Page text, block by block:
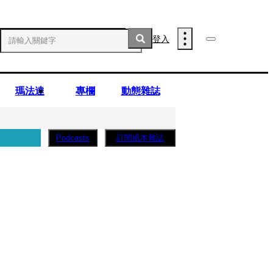
登入
瑪法達 專欄 動態雜誌
Podcasts 訂閱紙本雜誌